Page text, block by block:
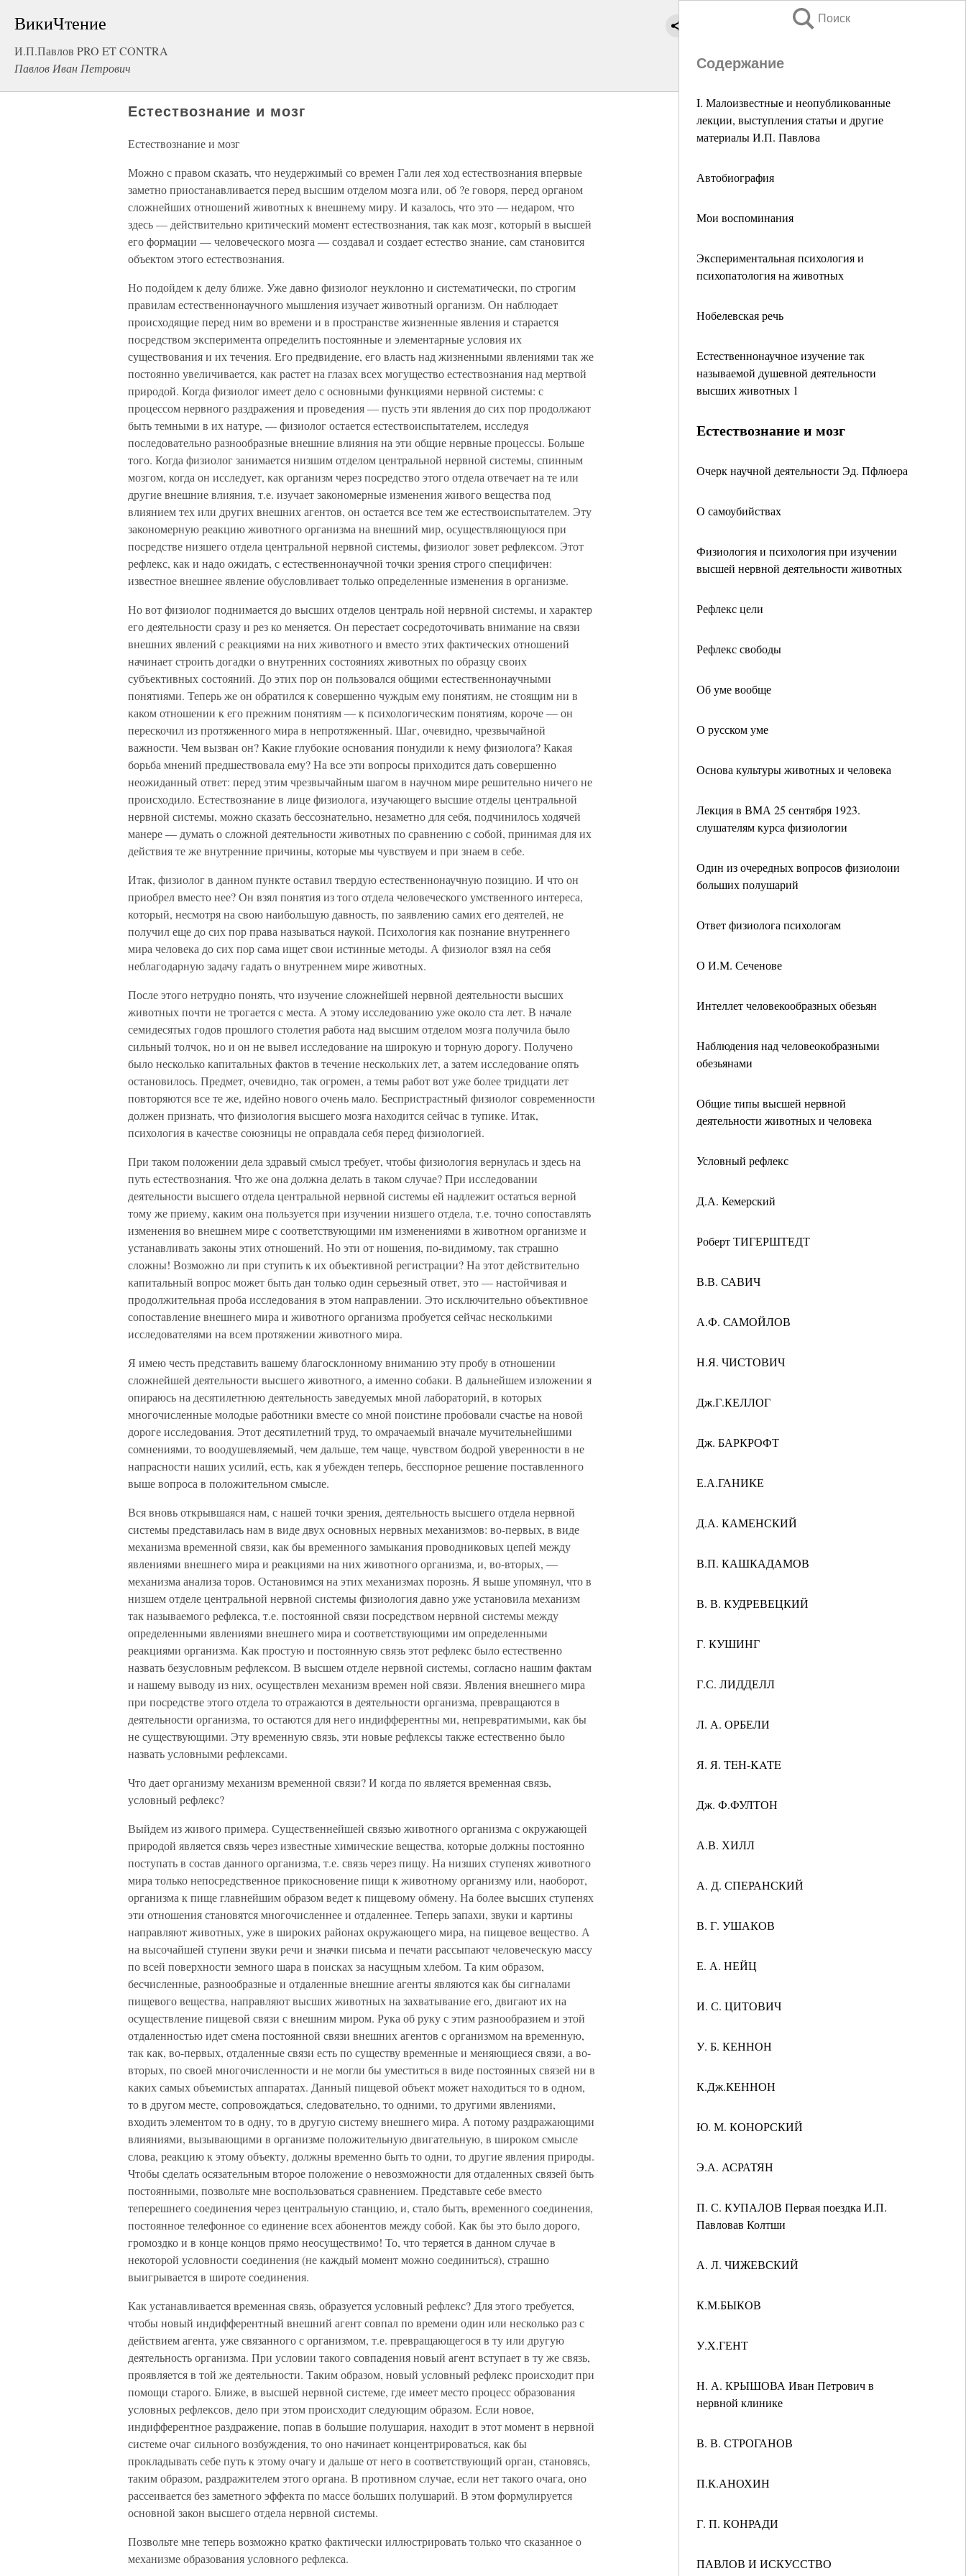
ВикиЧтение
И.П.Павлов PRO ET CONTRA
Павлов Иван Петрович
Поиск
Содержание
I. Малоизвестные и неопубликованные
лекции, выступления статьи и другие
материалы И.П. Павлова
Автобиография
Мои воспоминания
Экспериментальная психология и
психопатология на животных
Нобелевская речь
Естественнонаучное изучение так
называемой душевной деятельности
высших животных 1
Естествознание и мозг
Очерк научной деятельности Эд. Пфлюера
О самоубийствах
Физиология и психология при изучении
высшей нервной деятельности животных
Рефлекс цели
Рефлекс свободы
Об уме вообще
О русском уме
Основа культуры животных и человека
Лекция в ВМА 25 сентября 1923.
слушателям курса физиологии
Один из очередных вопросов физиолоии
больших полушарий
Ответ физиолога психологам
О И.М. Сеченове
Интеллет человекообразных обезьян
Наблюдения над человеокобразными
обезьянами
Общие типы высшей нервной
деятельности животных и человека
Условный рефлекс
Д.А. Кемерский
Роберт ТИГЕРШТЕДТ
В.В. САВИЧ
А.Ф. САМОЙЛОВ
Н.Я. ЧИСТОВИЧ
Дж.Г.КЕЛЛОГ
Дж. БАРКРОФТ
Е.А.ГАНИКЕ
Д.А. КАМЕНСКИЙ
В.П. КАШКАДАМОВ
В. В. КУДРЕВЕЦКИЙ
Г. КУШИНГ
Г.С. ЛИДДЕЛЛ
Л. А. ОРБЕЛИ
Я. Я. TEH-KATE
Дж. Ф.ФУЛТОН
А.В. ХИЛЛ
А. Д. СПЕРАНСКИЙ
В. Г. УШАКОВ
Е. А. НЕЙЦ
И. С. ЦИТОВИЧ
У. Б. КЕННОН
К.Дж.КЕННОН
Ю. М. КОНОРСКИЙ
Э.А. АСРАТЯН
П. С. КУПАЛОВ Первая поездка И.П.
Павловав Колтши
А. Л. ЧИЖЕВСКИЙ
К.М.БЫКОВ
У.X.ГЕНТ
Н. А. КРЫШОВА Иван Петрович в
нервной клинике
В. В. СТРОГАНОВ
П.К.АНОХИН
Г. П. КОНРАДИ
ПАВЛОВ И ИСКУССТВО
Естествознание и мозг
Естествознание и мозг
Можно с правом сказать, что неудержимый со времен Гали лея ход естествознания впервые
заметно приостанавливается перед высшим отделом мозга или, об ?е говоря, перед органом
сложнейших отношений животных к внешнему миру. И казалось, что это — недаром, что
здесь — действительно критический момент естествознания, так как мозг, который в высшей
его формации — человеческого мозга — создавал и создает естество знание, сам становится
объектом этого естествознания.
Но подойдем к делу ближе. Уже давно физиолог неуклонно и систематически, по строгим
правилам естественнонаучного мышления изучает животный организм. Он наблюдает
происходящие перед ним во времени и в пространстве жизненные явления и старается
посредством эксперимента определить постоянные и элементарные условия их
существования и их течения. Его предвидение, его власть над жизненными явлениями так же
постоянно увеличивается, как растет на глазах всех могущество естествознания над мертвой
природой. Когда физиолог имеет дело с основными функциями нервной системы: с
процессом нервного раздражения и проведения — пусть эти явления до сих пор продолжают
быть темными в их натуре, — физиолог остается естествоиспытателем, исследуя
последовательно разнообразные внешние влияния на эти общие нервные процессы. Больше
того. Когда физиолог занимается низшим отделом центральной нервной системы, спинным
мозгом, когда он исследует, как организм через посредство этого отдела отвечает на те или
другие внешние влияния, т.е. изучает закономерные изменения живого вещества под
влиянием тех или других внешних агентов, он остается все тем же естествоиспытателем. Эту
закономерную реакцию животного организма на внешний мир, осуществляющуюся при
посредстве низшего отдела центральной нервной системы, физиолог зовет рефлексом. Этот
рефлекс, как и надо ожидать, с естественнонаучной точки зрения строго специфичен:
известное внешнее явление обусловливает только определенные изменения в организме.
Но вот физиолог поднимается до высших отделов централь ной нервной системы, и характер
его деятельности сразу и рез ко меняется. Он перестает сосредоточивать внимание на связи
внешних явлений с реакциями на них животного и вместо этих фактических отношений
начинает строить догадки о внутренних состояниях животных по образцу своих
субъективных состояний. До этих пор он пользовался общими естественнонаучными
понятиями. Теперь же он обратился к совершенно чуждым ему понятиям, не стоящим ни в
каком отношении к его прежним понятиям — к психологическим понятиям, короче — он
перескочил из протяженного мира в непротяженный. Шаг, очевидно, чрезвычайной
важности. Чем вызван он? Какие глубокие основания понудили к нему физиолога? Какая
борьба мнений предшествовала ему? На все эти вопросы приходится дать совершенно
неожиданный ответ: перед этим чрезвычайным шагом в научном мире решительно ничего не
происходило. Естествознание в лице физиолога, изучающего высшие отделы центральной
нервной системы, можно сказать бессознательно, незаметно для себя, подчинилось ходячей
манере — думать о сложной деятельности животных по сравнению с собой, принимая для их
действия те же внутренние причины, которые мы чувствуем и при знаем в себе.
Итак, физиолог в данном пункте оставил твердую естественнонаучную позицию. И что он
приобрел вместо нее? Он взял понятия из того отдела человеческого умственного интереса,
который, несмотря на свою наибольшую давность, по заявлению самих его деятелей, не
получил еще до сих пор права называться наукой. Психология как познание внутреннего
мира человека до сих пор сама ищет свои истинные методы. А физиолог взял на себя
неблагодарную задачу гадать о внутреннем мире животных.
После этого нетрудно понять, что изучение сложнейшей нервной деятельности высших
животных почти не трогается с места. А этому исследованию уже около ста лет. В начале
семидесятых годов прошлого столетия работа над высшим отделом мозга получила было
сильный толчок, но и он не вывел исследование на широкую и торную дорогу. Получено
было несколько капитальных фактов в течение нескольких лет, а затем исследование опять
остановилось. Предмет, очевидно, так огромен, а темы работ вот уже более тридцати лет
повторяются все те же, идейно нового очень мало. Беспристрастный физиолог современности
должен признать, что физиология высшего мозга находится сейчас в тупике. Итак,
психология в качестве союзницы не оправдала себя перед физиологией.
При таком положении дела здравый смысл требует, чтобы физиология вернулась и здесь на
путь естествознания. Что же она должна делать в таком случае? При исследовании
деятельности высшего отдела центральной нервной системы ей надлежит остаться верной
тому же приему, каким она пользуется при изучении низшего отдела, т.е. точно сопоставлять
изменения во внешнем мире с соответствующими им изменениями в животном организме и
устанавливать законы этих отношений. Но эти от ношения, по-видимому, так страшно
сложны! Возможно ли при ступить к их объективной регистрации? На этот действительно
капитальный вопрос может быть дан только один серьезный ответ, это — настойчивая и
продолжительная проба исследования в этом направлении. Это исключительно объективное
сопоставление внешнего мира и животного организма пробуется сейчас несколькими
исследователями на всем протяжении животного мира.
Я имею честь представить вашему благосклонному вниманию эту пробу в отношении
сложнейшей деятельности высшего животного, а именно собаки. В дальнейшем изложении я
опираюсь на десятилетнюю деятельность заведуемых мной лабораторий, в которых
многочисленные молодые работники вместе со мной поистине пробовали счастье на новой
дороге исследования. Этот десятилетний труд, то омрачаемый вначале мучительнейшими
сомнениями, то воодушевляемый, чем дальше, тем чаще, чувством бодрой уверенности в не
напрасности наших усилий, есть, как я убежден теперь, бесспорное решение поставленного
выше вопроса в положительном смысле.
Вся вновь открывшаяся нам, с нашей точки зрения, деятельность высшего отдела нервной
системы представилась нам в виде двух основных нервных механизмов: во-первых, в виде
механизма временной связи, как бы временного замыкания проводниковых цепей между
явлениями внешнего мира и реакциями на них животного организма, и, во-вторых, —
механизма анализа торов. Остановимся на этих механизмах порознь. Я выше упомянул, что в
низшем отделе центральной нервной системы физиология давно уже установила механизм
так называемого рефлекса, т.е. постоянной связи посредством нервной системы между
определенными явлениями внешнего мира и соответствующими им определенными
реакциями организма. Как простую и постоянную связь этот рефлекс было естественно
назвать безусловным рефлексом. В высшем отделе нервной системы, согласно нашим фактам
и нашему выводу из них, осуществлен механизм времен ной связи. Явления внешнего мира
при посредстве этого отдела то отражаются в деятельности организма, превращаются в
деятельности организма, то остаются для него индифферентны ми, непревратимыми, как бы
не существующими. Эту временную связь, эти новые рефлексы также естественно было
назвать условными рефлексами.
Что дает организму механизм временной связи? И когда по является временная связь,
условный рефлекс?
Выйдем из живого примера. Существеннейшей связью животного организма с окружающей
природой является связь через известные химические вещества, которые должны постоянно
поступать в состав данного организма, т.е. связь через пищу. На низших ступенях животного
мира только непосредственное прикосновение пищи к животному организму или, наоборот,
организма к пище главнейшим образом ведет к пищевому обмену. На более высших ступенях
эти отношения становятся многочисленнее и отдаленнее. Теперь запахи, звуки и картины
направляют животных, уже в широких районах окружающего мира, на пищевое вещество. А
на высочайшей ступени звуки речи и значки письма и печати рассыпают человеческую массу
по всей поверхности земного шара в поисках за насущным хлебом. Та ким образом,
бесчисленные, разнообразные и отдаленные внешние агенты являются как бы сигналами
пищевого вещества, направляют высших животных на захватывание его, двигают их на
осуществление пищевой связи с внешним миром. Рука об руку с этим разнообразием и этой
отдаленностью идет смена постоянной связи внешних агентов с организмом на временную,
так как, во-первых, отдаленные связи есть по существу временные и меняющиеся связи, а во-
вторых, по своей многочисленности и не могли бы уместиться в виде постоянных связей ни в
каких самых объемистых аппаратах. Данный пищевой объект может находиться то в одном,
то в другом месте, сопровождаться, следовательно, то одними, то другими явлениями,
входить элементом то в одну, то в другую систему внешнего мира. А потому раздражающими
влияниями, вызывающими в организме положительную двигательную, в широком смысле
слова, реакцию к этому объекту, должны временно быть то одни, то другие явления природы.
Чтобы сделать осязательным второе положение о невозможности для отдаленных связей быть
постоянными, позвольте мне воспользоваться сравнением. Представьте себе вместо
теперешнего соединения через центральную станцию, и, стало быть, временного соединения,
постоянное телефонное со единение всех абонентов между собой. Как бы это было дорого,
громоздко и в конце концов прямо неосуществимо! То, что теряется в данном случае в
некоторой условности соединения (не каждый момент можно соединиться), страшно
выигрывается в широте соединения.
Как устанавливается временная связь, образуется условный рефлекс? Для этого требуется,
чтобы новый индифферентный внешний агент совпал по времени один или несколько раз с
действием агента, уже связанного с организмом, т.е. превращающегося в ту или другую
деятельность организма. При условии такого совпадения новый агент вступает в ту же связь,
проявляется в той же деятельности. Таким образом, новый условный рефлекс происходит при
помощи старого. Ближе, в высшей нервной системе, где имеет место процесс образования
условных рефлексов, дело при этом происходит следующим образом. Если новое,
индифферентное раздражение, попав в большие полушария, находит в этот момент в нервной
системе очаг сильного возбуждения, то оно начинает концентрироваться, как бы
прокладывать себе путь к этому очагу и дальше от него в соответствующий орган, становясь,
таким образом, раздражителем этого органа. В противном случае, если нет такого очага, оно
рассеивается без заметного эффекта по массе больших полушарий. В этом формулируется
основной закон высшего отдела нервной системы.
Позвольте мне теперь возможно кратко фактически иллюстрировать только что сказанное о
механизме образования условного рефлекса.